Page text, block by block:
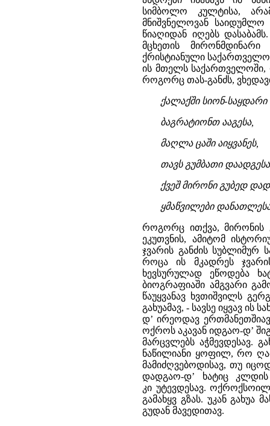
სიმბოლო კულტისა,
მნიშვნელოვან საიდუმლო
წიაღიდან იღებს
მცხეთის
ქრისტიანული
ის მთელს საქართველოში,
როგორც თას-განძს,
ქალაქში სიონ-საყდარი
ბაგრატიონთ ააგესა,
მაღლა ცაში აიყვანეს,
თავს გუმბათი
ქვეშ მირონი გუბედ
ყმაწვილები
როგორც ითქვა, მირონის
ეკუთვნის, ამიტომ
ჯვარის განძის სუბლიმურ
როცა ის მკადრეს
ხევსურულად ეწოდება
ბიოგრაფიაში ამგვარი
წაუყვანავ ხვთიშვილს
გახუამავ, - სავსე იყვავ ის
დ’ ირეოდავ
ოქროს აკავან იდგაო-დ’
მარცვლებს აჭმევდესავ.
ნაწილიანი ყოფილ, რო
მამიძღვებოდისავ, თუ
დადგაო-დ’ ხატიც კლდის
კი უტევდესავ. ოქროქსოილ
გამახყვ გზას. უკან
გუდან მავედითავ.